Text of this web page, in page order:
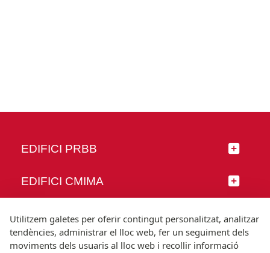
EDIFICI PRBB
EDIFICI CMIMA
SEGUEIX-NOS
Utilitzem galetes per oferir contingut personalitzat, analitzar
tendències, administrar el lloc web, fer un seguiment dels
moviments dels usuaris al lloc web i recollir informació